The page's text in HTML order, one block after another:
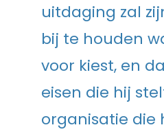
uitdaging zal
bij te houden
voor kiest, en
eisen die hij
organisatie die